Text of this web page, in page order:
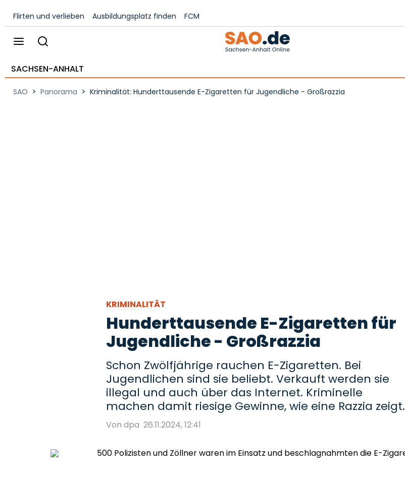
Flirten und verlieben Ausbildungsplatz finden FCM
SACHSEN-ANHALT
SAO > Panorama > Kriminalität: Hunderttausende E-Zigaretten für Jugendliche - Großrazzia
KRIMINALITÄT
Hunderttausende E-Zigaretten für
Jugendliche - Großrazzia
Schon Zwölfjährige rauchen E-Zigaretten. Bei
Jugendlichen sind sie beliebt. Verkauft werden sie
illegal und auch über das Internet. Kriminelle
machen damit riesige Gewinne, wie eine Razzia zeigt.
Von dpa 26.11.2024, 12:41